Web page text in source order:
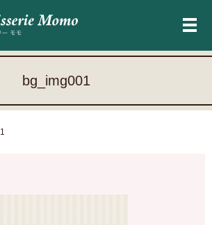
メ
bg_img001